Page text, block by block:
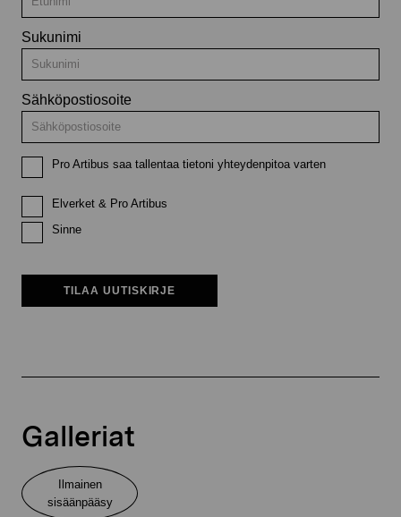
Sukunimi
Sähköpostiosoite
Pro Artibus saa tallentaa tietoni yhteydenpitoa varten
Elverket & Pro Artibus
Sinne
TILAA UUTISKIRJE
Galleriat
Ilmainen
sisäänpääsy